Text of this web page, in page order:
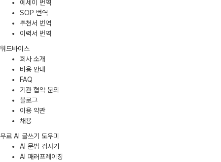
에세이 번역
SOP 번역
추천서 번역
이력서 번역
워드바이스
회사 소개
비용 안내
FAQ
기관 협약 문의
블로그
이용 약관
채용
무료 AI 글쓰기 도우미
AI 문법 검사기
AI 패러프레이징